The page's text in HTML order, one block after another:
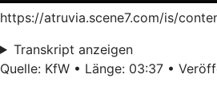
https://atruvia.scene7.com/is/
Transkript anzeigen
Quelle: KfW • Länge: 03:37 •